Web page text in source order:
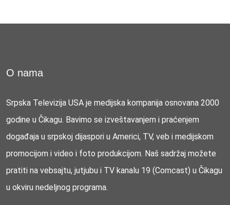
O nama
Srpska Televizija USA je medijska kompanija osnovana 2000
godine u Čikagu. Bavimo se izveštavanjem i praćenjem
događaja u srpskoj dijaspori u Americi, TV, veb i medijskom
promocijom i video i foto produkcijom. Naš sadržaj možete
pratiti na vebsajtu, jutjubu i TV kanalu 19 (Comcast) u Čikagu
u okviru nedeljnog programa.